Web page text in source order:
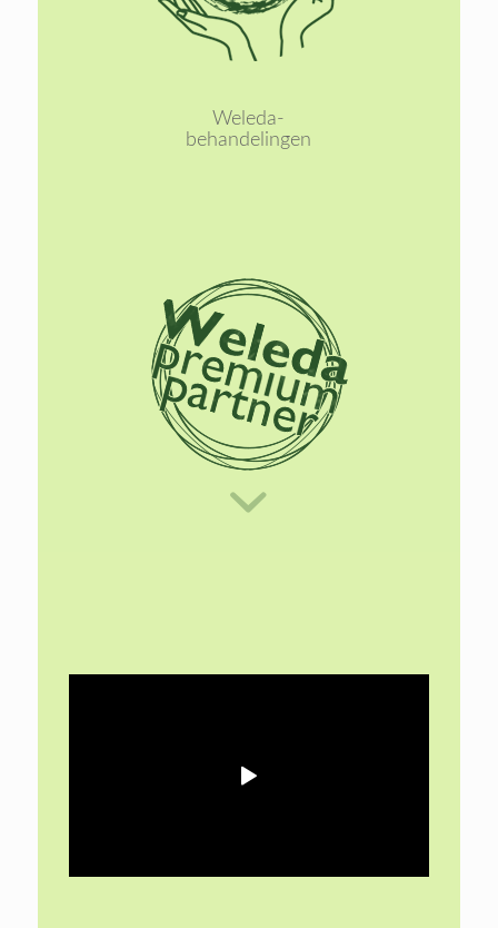
Weleda-
behandelingen
Lees
meer